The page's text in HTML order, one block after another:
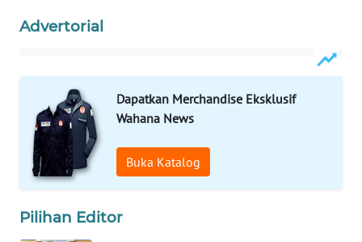
Advertorial
Dapatkan Merchandise Eksklusif
Wahana News
Buka Katalog
Pilihan Editor
TRAVEL
WAHANANEWS
ID
WAHANANEWS